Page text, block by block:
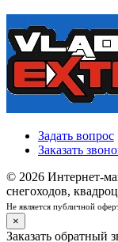
Задать вопрос
Заказать
© 2026 Интернет-
снегоходов,
Не является публичной
×
Заказать обратный